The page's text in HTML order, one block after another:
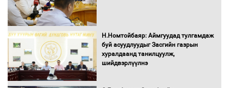
Н.Номтойбаяр: Аймгуудад тулгамдаж
буй асуудлуудыг Засгийн газрын
хуралдаанд танилцуулж,
шийдвэрлүүлнэ